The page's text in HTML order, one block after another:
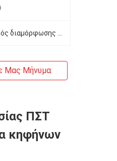
Μας Μήνυμα
ΠΣΤ
κηφήνων